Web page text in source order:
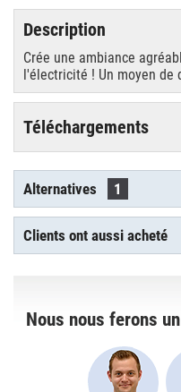
Description
Crée une ambiance
l'électricité ! Un moyen de
Téléchargements
Alternatives 1
Clients ont aussi acheté
Nous nous ferons